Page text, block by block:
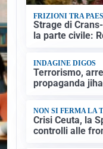
FRIZIONI TRA
Strage di
la parte civile:
INDAGINE DIGOS
Terrorismo,
propaganda
NON SI FERMA LA
Crisi Ceuta, la
controlli alle